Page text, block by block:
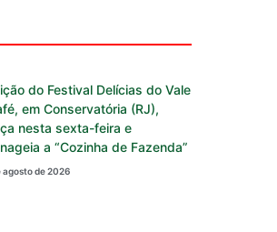
do Festival Delícias do Vale
em Conservatória (RJ),
nesta sexta-feira e
a “Cozinha de Fazenda”
agosto de 2026